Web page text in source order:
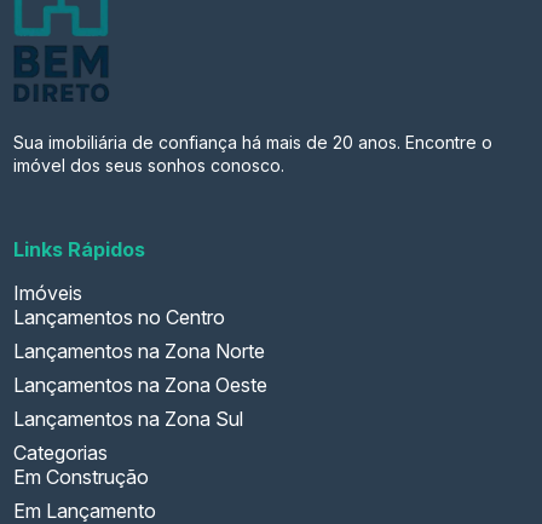
Sua imobiliária de confiança há mais de 20 anos. Encontre o
imóvel dos seus sonhos conosco.
Links Rápidos
Imóveis
Lançamentos no Centro
Lançamentos na Zona Norte
Lançamentos na Zona Oeste
Lançamentos na Zona Sul
Categorias
Em Construção
Em Lançamento